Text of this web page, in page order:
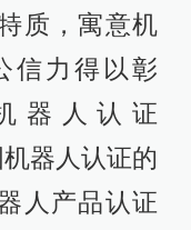
质，寓意机
信力得以彰
器人认证
机器人认证的
人产品认证